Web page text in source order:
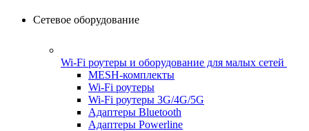
Сетевое оборудование
Wi-Fi роутеры и оборудование для малых сетей
MESH-комплекты
Wi-Fi роутеры
Wi-Fi роутеры 3G/4G/5G
Адаптеры Bluetooth
Адаптеры Powerline